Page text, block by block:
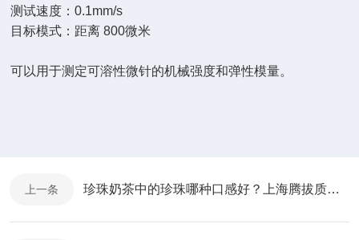
测试速度：0.1mm/s
目标模式：距离 800微米
可以用于测定可溶性微针的机械强度和弹性模量。
上一条 珍珠奶茶中的珍珠哪种口感好？上海腾拔质构仪助力浙江大学给出答案